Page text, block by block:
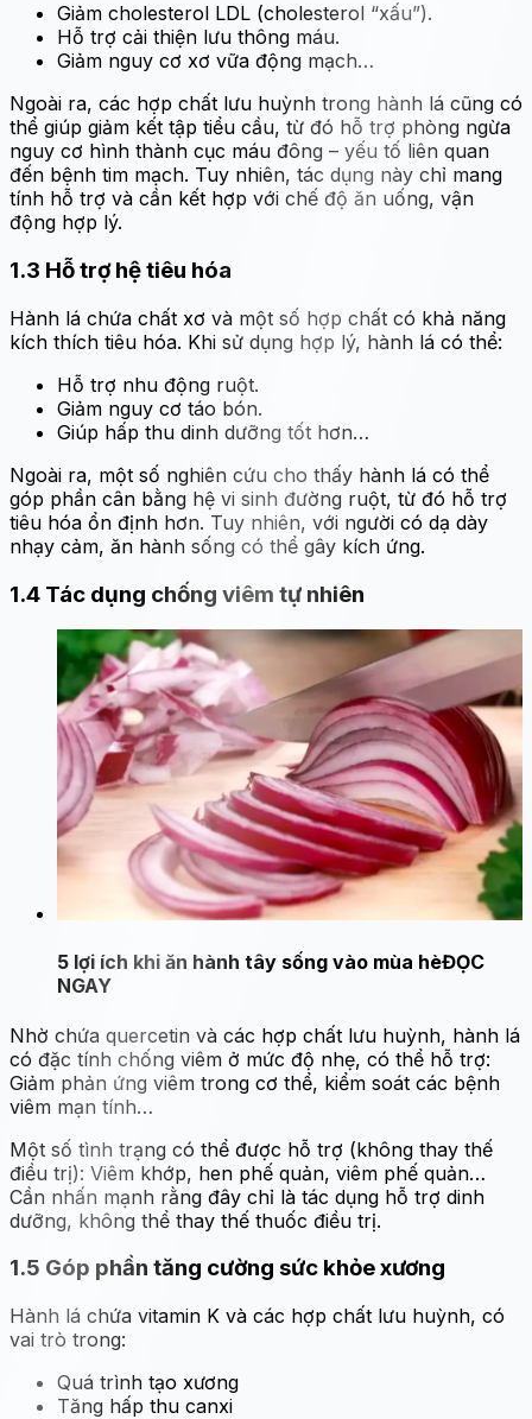
Giảm cholesterol LDL (cholesterol “xấu”).
Hỗ trợ cải thiện lưu thông máu.
Giảm nguy cơ xơ vữa động mạch…
Ngoài ra, các hợp chất lưu huỳnh trong hành lá cũng có
thể giúp giảm kết tập tiểu cầu, từ đó hỗ trợ phòng ngừa
nguy cơ hình thành cục máu đông – yếu tố liên quan
đến bệnh tim mạch. Tuy nhiên, tác dụng này chỉ mang
tính hỗ trợ và cần kết hợp với chế độ ăn uống, vận
động hợp lý.
1.3 Hỗ trợ hệ tiêu hóa
Hành lá chứa chất xơ và một số hợp chất có khả năng
kích thích tiêu hóa. Khi sử dụng hợp lý, hành lá có thể:
Hỗ trợ nhu động ruột.
Giảm nguy cơ táo bón.
Giúp hấp thu dinh dưỡng tốt hơn…
Ngoài ra, một số nghiên cứu cho thấy hành lá có thể
góp phần cân bằng hệ vi sinh đường ruột, từ đó hỗ trợ
tiêu hóa ổn định hơn. Tuy nhiên, với người có dạ dày
nhạy cảm, ăn hành sống có thể gây kích ứng.
1.4 Tác dụng chống viêm tự nhiên
5 lợi ích khi ăn hành tây sống vào mùa hèĐỌC
NGAY
Nhờ chứa quercetin và các hợp chất lưu huỳnh, hành lá
có đặc tính chống viêm ở mức độ nhẹ, có thể hỗ trợ:
Giảm phản ứng viêm trong cơ thể, kiểm soát các bệnh
viêm mạn tính…
Một số tình trạng có thể được hỗ trợ (không thay thế
điều trị): Viêm khớp, hen phế quản, viêm phế quản…
Cần nhấn mạnh rằng đây chỉ là tác dụng hỗ trợ dinh
dưỡng, không thể thay thế thuốc điều trị.
1.5 Góp phần tăng cường sức khỏe xương
Hành lá chứa vitamin K và các hợp chất lưu huỳnh, có
vai trò trong:
Quá trình tạo xương
Tăng hấp thu canxi